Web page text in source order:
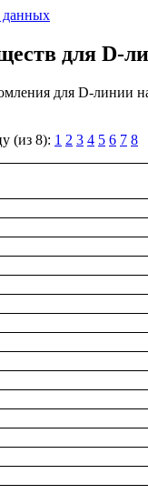
данных
для D-
для D-линии
(из 8): 1 2 3 4 5 6 7 8